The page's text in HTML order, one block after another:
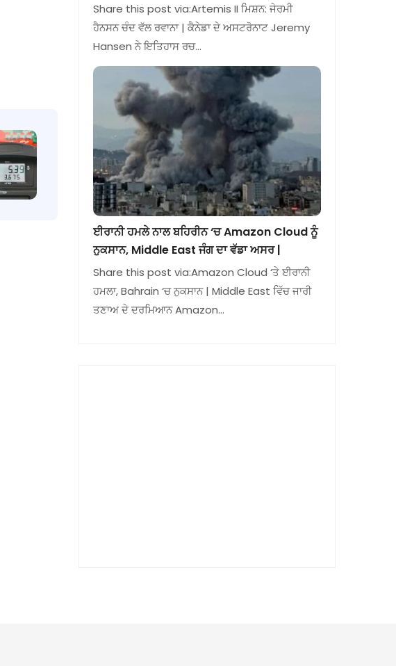
Share this post via:Artemis II ਮਿਸ਼ਨ: ਜੇਰਮੀ
ਹੈਨਸਨ ਚੰਦ ਵੱਲ ਰਵਾਨਾ | ਕੈਨੇਡਾ ਦੇ ਅਸਟਰੋਨਾਟ Jeremy
Hansen ਨੇ ਇਤਿਹਾਸ ਰਚ…
ਈਰਾਨੀ ਹਮਲੇ ਨਾਲ ਬਹਿਰੀਨ ‘ਚ Amazon Cloud ਨੂੰ
ਨੁਕਸਾਨ, Middle East ਜੰਗ ਦਾ ਵੱਡਾ ਅਸਰ |
Share this post via:Amazon Cloud ‘ਤੇ ਈਰਾਨੀ
ਹਮਲਾ, Bahrain ‘ਚ ਨੁਕਸਾਨ | Middle East ਵਿੱਚ ਜਾਰੀ
ਤਣਾਅ ਦੇ ਦਰਮਿਆਨ Amazon…